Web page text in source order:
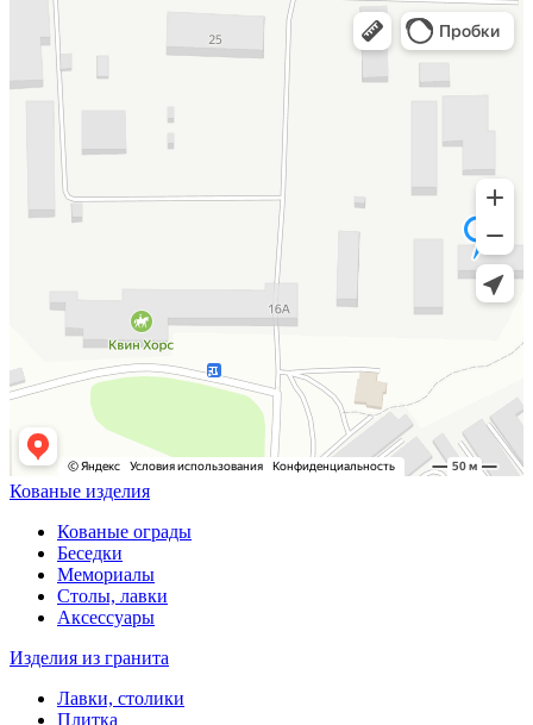
Кованые изделия
Кованые ограды
Беседки
Мемориалы
Столы, лавки
Аксессуары
Изделия из гранита
Лавки, столики
Плитка